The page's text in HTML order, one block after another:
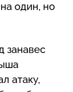
один, но
занавес
атаку,